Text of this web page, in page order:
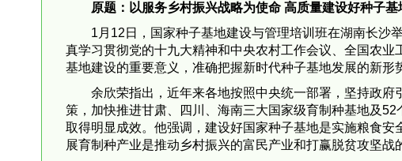
原题：以服务乡村振兴战略为使命 高质量建设好种子基
1月12日，国家种子基地建设与管理培训班在湖南长沙
真学习贯彻党的十九大精神和中央农村工作会议、全国农
基地建设的重要意义，准确把握新时代种子基地发展的新形
余欣荣指出，近年来各地按照中央统一部署，坚持政
策，加快推进甘肃、四川、海南三大国家级育制种基地及
取得明显成效。他强调，建设好国家种子基地是实施粮食
展育制种产业是推动乡村振兴的富民产业和打赢脱贫攻坚战